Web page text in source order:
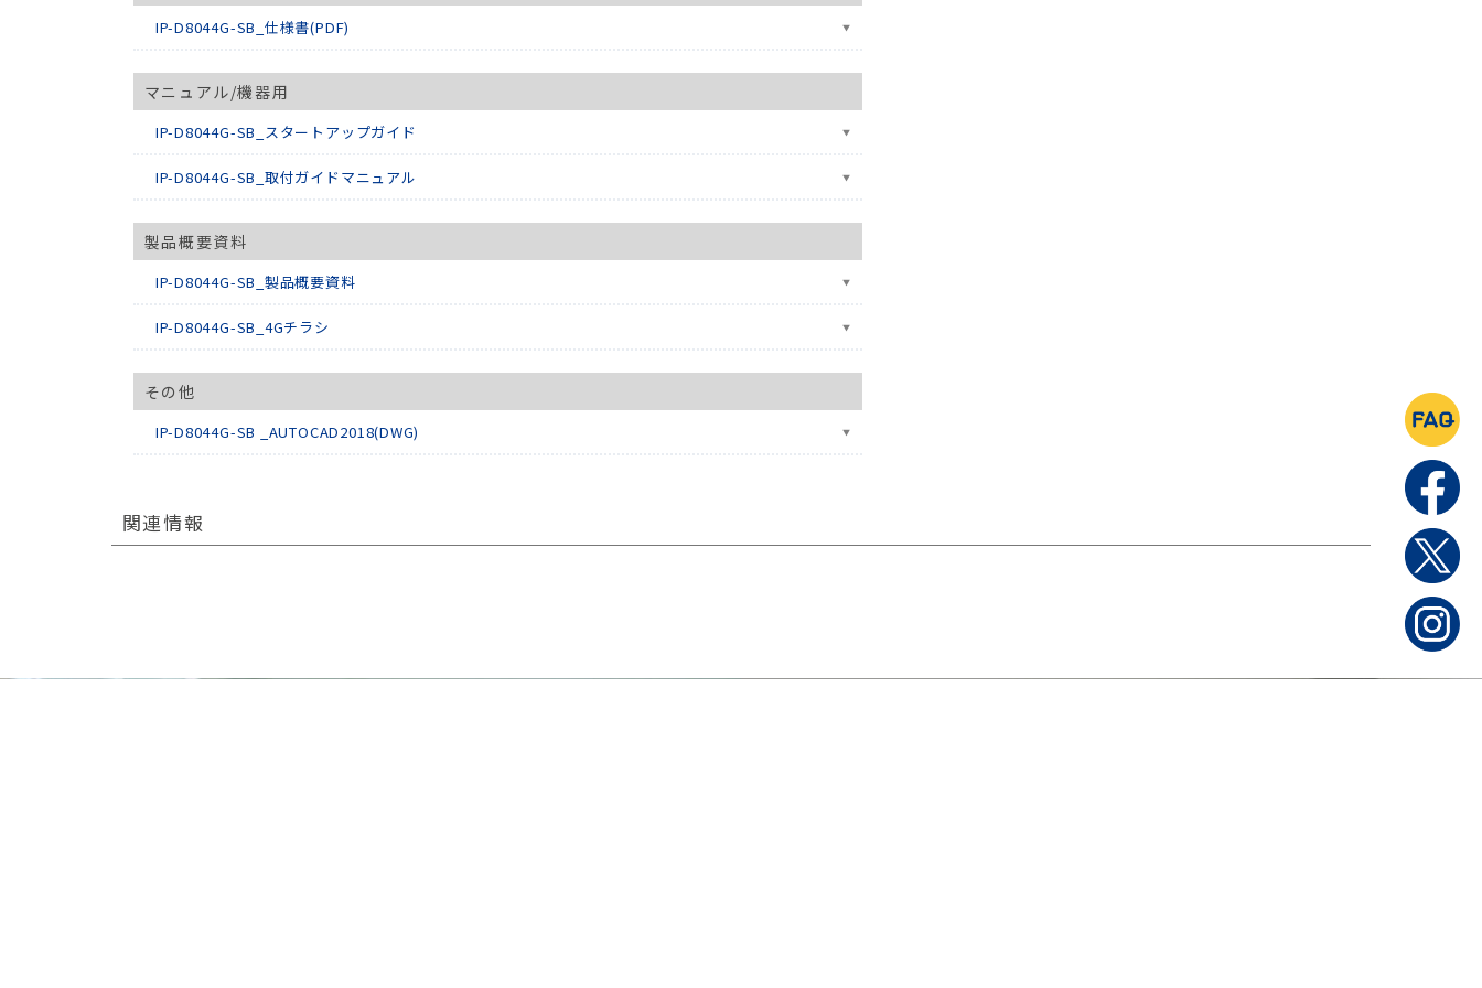
IP-D8044G-SB_仕様書(PDF)
マニュアル/機器用
IP-D8044G-SB_スタートアップガイド
IP-D8044G-SB_取付ガイドマニュアル
製品概要資料
IP-D8044G-SB_製品概要資料
IP-D8044G-SB_4Gチラシ
その他
IP-D8044G-SB _AUTOCAD2018(DWG)
関連情報